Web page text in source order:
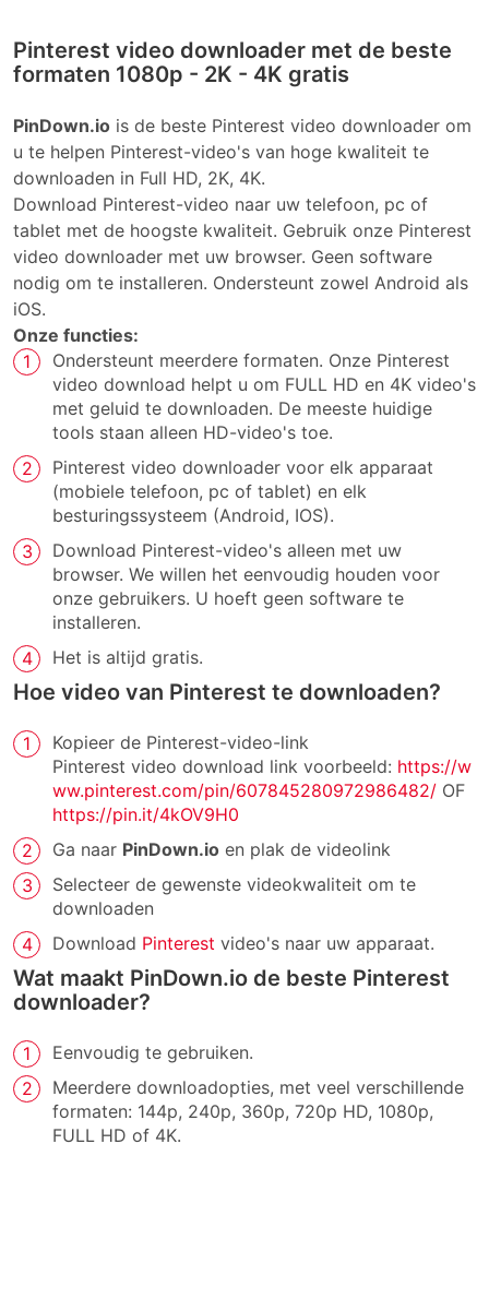
Pinterest video downloader met de beste
formaten 1080p - 2K - 4K gratis
PinDown.io is de beste Pinterest video downloader om
u te helpen Pinterest-video's van hoge kwaliteit te
downloaden in Full HD, 2K, 4K.
Download Pinterest-video naar uw telefoon, pc of
tablet met de hoogste kwaliteit. Gebruik onze Pinterest
video downloader met uw browser. Geen software
nodig om te installeren. Ondersteunt zowel Android als
iOS.
Onze functies:
Ondersteunt meerdere formaten. Onze Pinterest
video download helpt u om FULL HD en 4K video's
met geluid te downloaden. De meeste huidige
tools staan alleen HD-video's toe.
Pinterest video downloader voor elk apparaat
(mobiele telefoon, pc of tablet) en elk
besturingssysteem (Android, IOS).
Download Pinterest-video's alleen met uw
browser. We willen het eenvoudig houden voor
onze gebruikers. U hoeft geen software te
installeren.
Het is altijd gratis.
Hoe video van Pinterest te downloaden?
Kopieer de Pinterest-video-link
Pinterest video download link voorbeeld: https://w
ww.pinterest.com/pin/607845280972986482/ OF
https://pin.it/4kOV9H0
Ga naar PinDown.io en plak de videolink
Selecteer de gewenste videokwaliteit om te
downloaden
Download Pinterest video's naar uw apparaat.
Wat maakt PinDown.io de beste Pinterest
downloader?
Eenvoudig te gebruiken.
Meerdere downloadopties, met veel verschillende
formaten: 144p, 240p, 360p, 720p HD, 1080p,
FULL HD of 4K.